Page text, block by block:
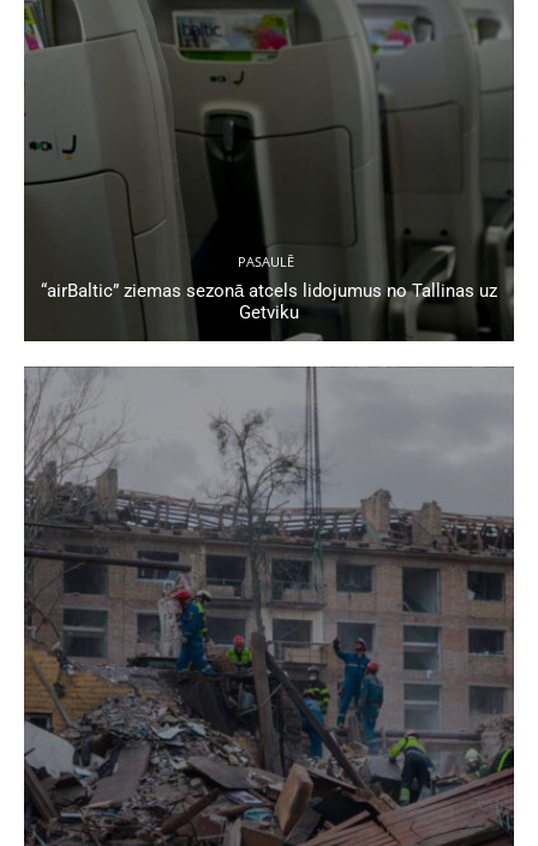
PASAULĒ
“airBaltic” ziemas sezonā atcels lidojumus no Tallinas uz
Getviku